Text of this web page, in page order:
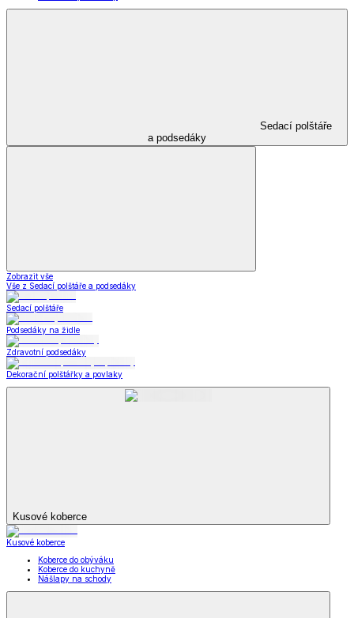
Sedací polštáře
a podsedáky
Zobrazit vše
Vše z Sedací polštáře a podsedáky
Sedací polštáře
Podsedáky na židle
Zdravotní podsedáky
Dekorační polštářky a povlaky
Kusové koberce
Kusové koberce
Koberce do obýváku
Koberce do kuchyně
Nášlapy na schody